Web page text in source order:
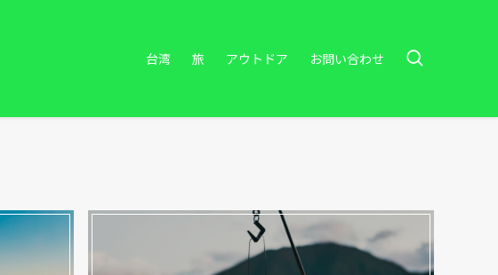
台湾 旅 アウトドア お問い合わせ